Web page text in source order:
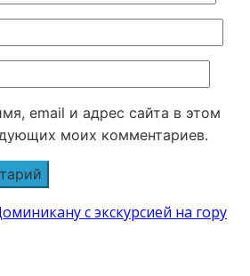
email и адрес сайта в этом
моих комментариев.